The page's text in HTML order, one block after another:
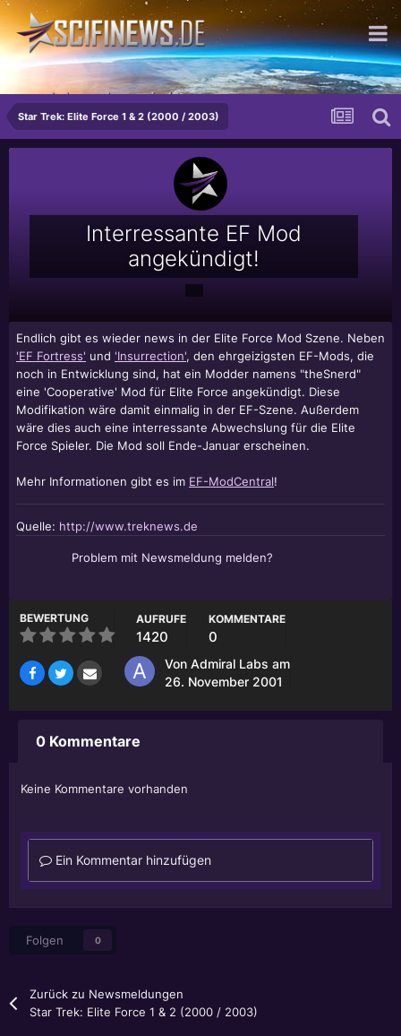
...mehr krass als man denkt
Star Trek: Elite Force 1 & 2 (2000 / 2003)
Interressante EF Mod
angekündigt!
Endlich gibt es wieder news in der Elite Force Mod Szene. Neben
'EF Fortress' und 'Insurrection', den ehrgeizigsten EF-Mods, die
noch in Entwicklung sind, hat ein Modder namens "theSnerd"
eine 'Cooperative' Mod für Elite Force angekündigt. Diese
Modifikation wäre damit einmalig in der EF-Szene. Außerdem
wäre dies auch eine interressante Abwechslung für die Elite
Force Spieler. Die Mod soll Ende-Januar erscheinen.
Mehr Informationen gibt es im EF-ModCentral!
Quelle: http://www.treknews.de
Problem mit Newsmeldung melden?
BEWERTUNG AUFRUFE
1420
KOMMENTARE
0
Von Admiral Labs am
26. November 2001
0 Kommentare
Keine Kommentare vorhanden
Ein Kommentar hinzufügen
Folgen 0
Zurück zu Newsmeldungen
Star Trek: Elite Force 1 & 2 (2000 / 2003)